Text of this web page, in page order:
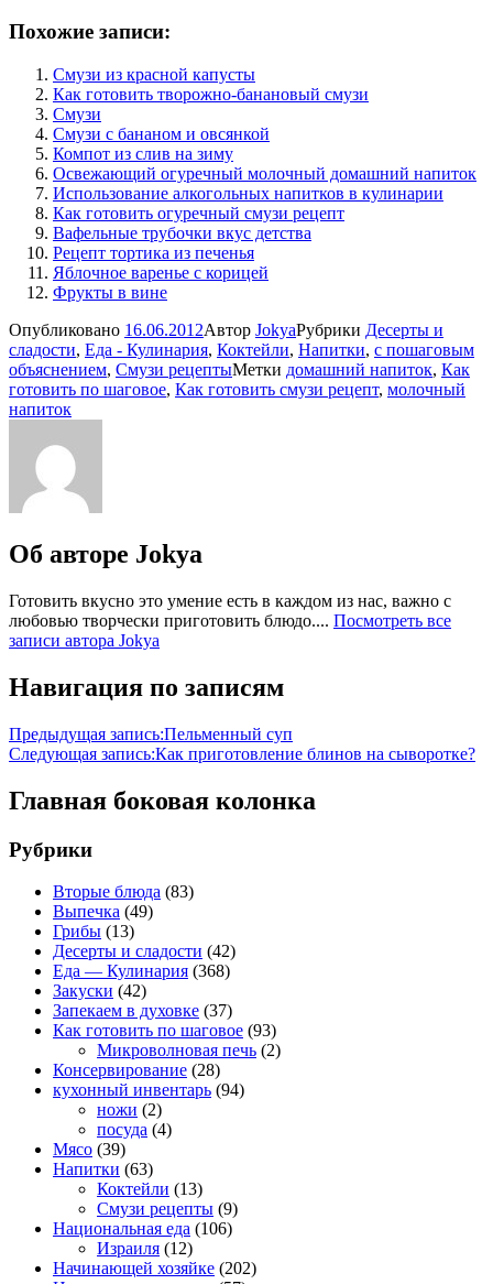
Похожие записи:
Смузи из красной капусты
Как готовить творожно-банановый смузи
Смузи
Смузи с бананом и овсянкой
Компот из слив на зиму
Освежающий огуречный молочный домашний напиток
Использование алкогольных напитков в кулинарии
Как готовить огуречный смузи рецепт
Вафельные трубочки вкус детства
Рецепт тортика из печенья
Яблочное варенье с корицей
Фрукты в вине
Опубликовано 16.06.2012Автор JokyaРубрики Десерты и
сладости, Еда - Кулинария, Коктейли, Напитки, с пошаговым
объяснением, Смузи рецептыМетки домашний напиток, Как
готовить по шаговое, Как готовить смузи рецепт, молочный
напиток
Об авторе Jokya
Готовить вкусно это умение есть в каждом из нас, важно с
любовью творчески приготовить блюдо.... Посмотреть все
записи автора Jokya
Навигация по записям
Предыдущая запись:Пельменный суп
Следующая запись:Как приготовление блинов на сыворотке?
Главная боковая колонка
Рубрики
Вторые блюда (83)
Выпечка (49)
Грибы (13)
Десерты и сладости (42)
Еда — Кулинария (368)
Закуски (42)
Запекаем в духовке (37)
Как готовить по шаговое (93)
Микроволновая печь (2)
Консервирование (28)
кухонный инвентарь (94)
ножи (2)
посуда (4)
Мясо (39)
Напитки (63)
Коктейли (13)
Смузи рецепты (9)
Национальная еда (106)
Израиля (12)
Начинающей хозяйке (202)